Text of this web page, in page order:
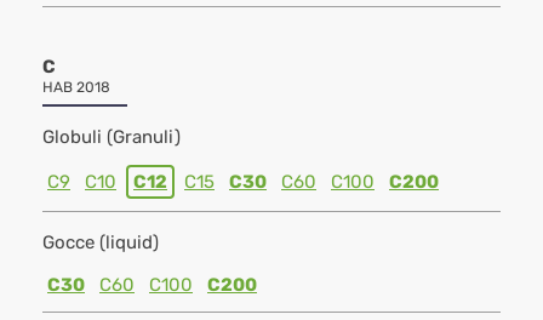
C
HAB 2018
Globuli (Granuli)
C9 C10 C12 C15 C30 C60 C100 C200
Gocce (liquid)
C30
C60 C100 C200